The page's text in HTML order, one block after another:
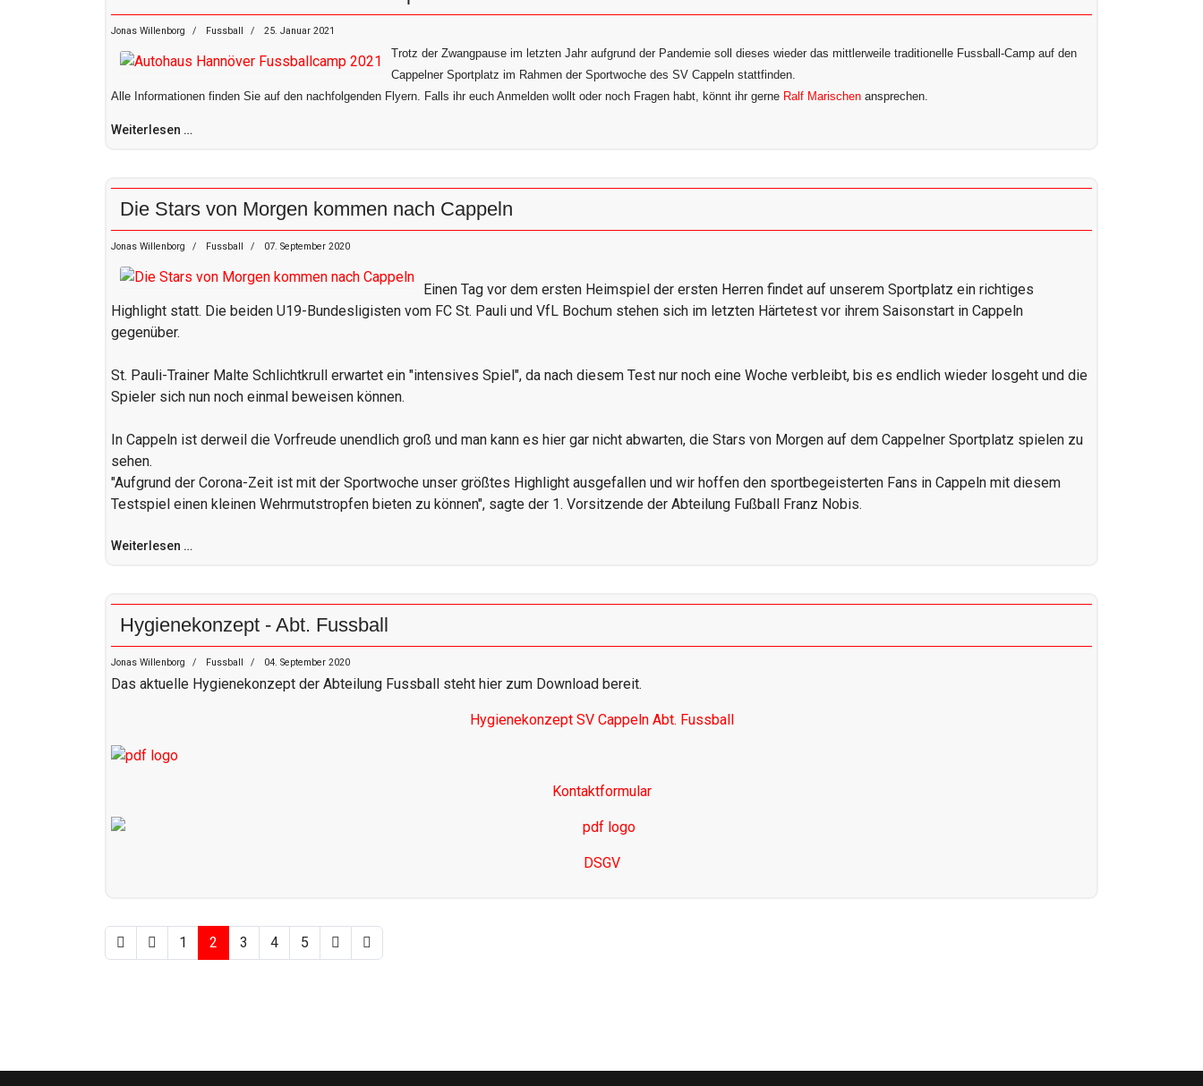
Jonas Willenborg Fussball 25. Januar 2021
Trotz der Zwangpause im letzten Jahr aufgrund der Pandemie soll dieses wieder das mittlerweile traditionelle Fussball-Camp auf den
Cappelner Sportplatz im Rahmen der Sportwoche des SV Cappeln stattfinden.
Alle Informationen finden Sie auf den nachfolgenden Flyern. Falls ihr euch Anmelden wollt oder noch Fragen habt, könnt ihr gerne Ralf Marischen ansprechen.
Weiterlesen …
Die Stars von Morgen kommen nach Cappeln
Jonas Willenborg Fussball 07. September 2020
Einen Tag vor dem ersten Heimspiel der ersten Herren findet auf unserem Sportplatz ein richtiges
Highlight statt. Die beiden U19-Bundesligisten vom FC St. Pauli und VfL Bochum stehen sich im letzten Härtetest vor ihrem Saisonstart in Cappeln
gegenüber.
St. Pauli-Trainer Malte Schlichtkrull erwartet ein "intensives Spiel", da nach diesem Test nur noch eine Woche verbleibt, bis es endlich wieder losgeht und die
Spieler sich nun noch einmal beweisen können.
In Cappeln ist derweil die Vorfreude unendlich groß und man kann es hier gar nicht abwarten, die Stars von Morgen auf dem Cappelner Sportplatz spielen zu
sehen.
"Aufgrund der Corona-Zeit ist mit der Sportwoche unser größtes Highlight ausgefallen und wir hoffen den sportbegeisterten Fans in Cappeln mit diesem
Testspiel einen kleinen Wehrmutstropfen bieten zu können", sagte der 1. Vorsitzende der Abteilung Fußball Franz Nobis.
Weiterlesen …
Hygienekonzept - Abt. Fussball
Jonas Willenborg Fussball 04. September 2020
Das aktuelle Hygienekonzept der Abteilung Fussball steht hier zum Download bereit.
Hygienekonzept SV Cappeln Abt. Fussball
Kontaktformular
DSGV
1 2 3 4 5